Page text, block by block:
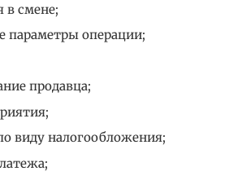
в смене;
параметры операции;
продавца;
виду налогообложения;